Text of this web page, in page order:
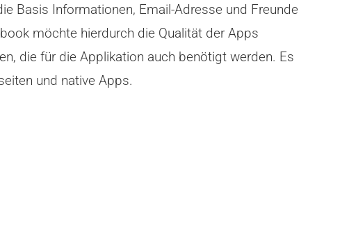
Basis Informationen, Email-Adresse und Freunde
möchte hierdurch die Qualität der Apps
die für die Applikation auch benötigt werden. Es
und native Apps.